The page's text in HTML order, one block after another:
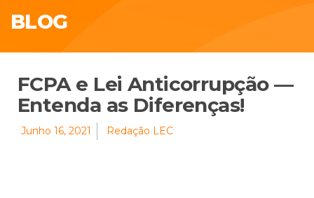
BLOG
FCPA e Lei Anticorrupção —
Entenda as Diferenças!
Junho 16, 2021 Redação LEC